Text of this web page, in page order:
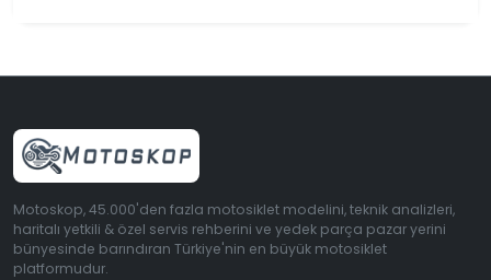
Motoskop, 45.000'den fazla motosiklet modelini, teknik analizleri,
haritalı yetkili & özel servis rehberini ve yedek parça pazar yerini
bünyesinde barındıran Türkiye'nin en büyük motosiklet
platformudur.